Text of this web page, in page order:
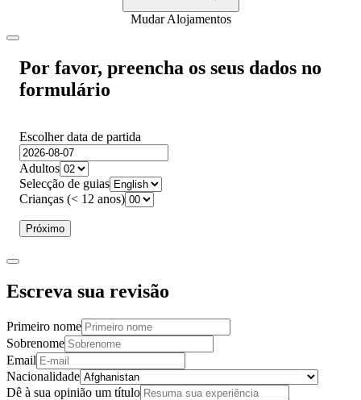
Mudar Alojamentos
Por favor, preencha os seus dados no
formulário
Escolher data de partida
Adultos
Selecção de guias
Crianças (< 12 anos)
Próximo
Escreva sua revisão
Primeiro nome
Sobrenome
Email
Nacionalidade
Dê à sua opinião um título